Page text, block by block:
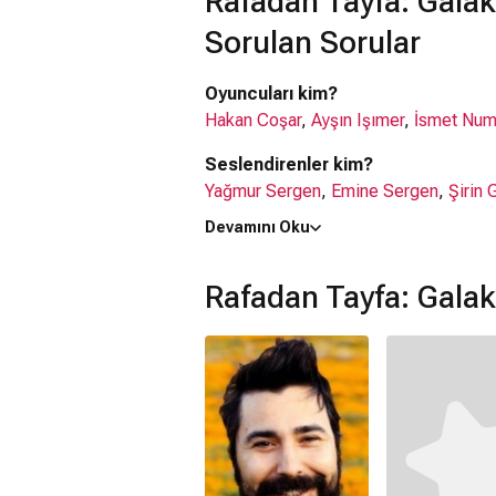
Sorulan Sorular
Oyuncuları kim?
Hakan Coşar, Ayşın Işımer, İsmet
Seslendirenler kim?
Yağmur Sergen, Emine Sergen, Şirin
Ne zaman çıktı?
Rafadan Tayfa: Galaktik Tayfa
Rafadan Tayfa: Galaktik Tayfa filmi
Kaç saat?
1 saat 26 dakika
Rafadan Tayfa: Galaktik Tayfa filmi
Animasyon,Bilim Kurgu Macera
Devamını Oku
Rafadan Tayfa: